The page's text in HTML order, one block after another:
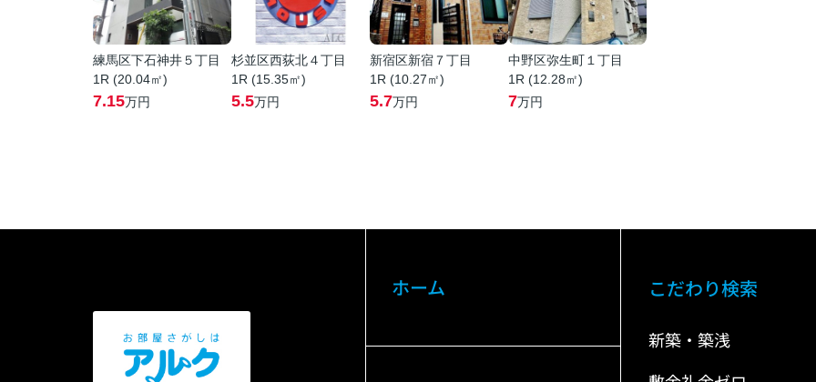
練馬区下石神井５丁目
1R (20.04㎡)
7.15万円
杉並区西荻北４丁目
1R (15.35㎡)
5.5万円
新宿区新宿７丁目
1R (10.27㎡)
5.7万円
中野区弥生町１丁目
1R (12.28㎡)
7万円
ホーム こだわり検索
新築・築浅